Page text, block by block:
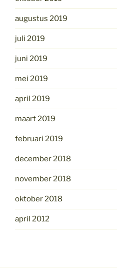
augustus 2019
juli 2019
juni 2019
mei 2019
april 2019
maart 2019
februari 2019
december 2018
november 2018
oktober 2018
april 2012